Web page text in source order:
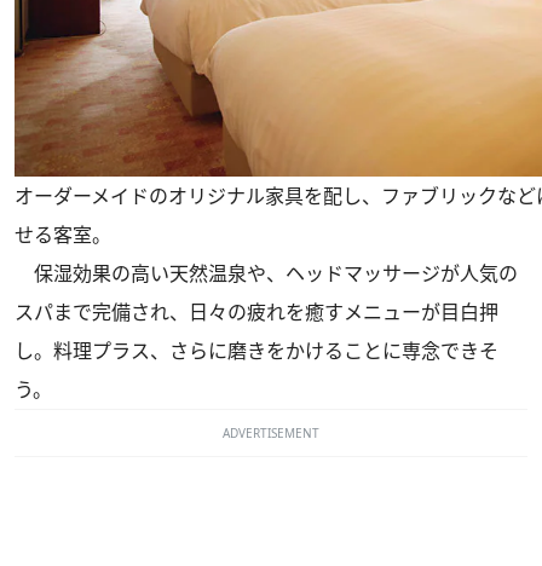
オーダーメイドのオリジナル家具を配し、ファブリックな
せる客室。
保湿効果の高い天然温泉や、ヘッドマッサージが人気の
スパまで完備され、日々の疲れを癒すメニューが目白押
し。料理プラス、さらに磨きをかけることに専念できそ
う。
ADVERTISEMENT